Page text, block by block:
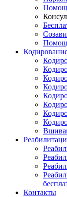
Контакты